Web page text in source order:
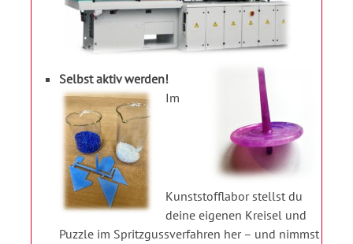
Selbst aktiv werden!
Im
Kunststofflabor stellst du
deine eigenen Kreisel und
Puzzle im Spritzgussverfahren her – und nimmst